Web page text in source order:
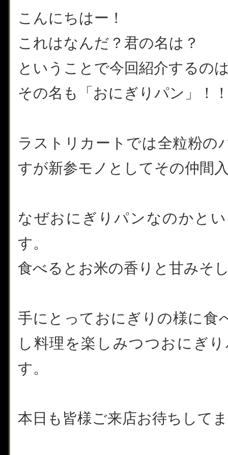
こんにちはー！
これはなんだ？君の名は？
ということで今回紹介するの
その名も「おにぎりパン」！
ラストリカートでは全粒粉の
すが新参モノとしてその仲間
なぜおにぎりパンなのかと
す。
食べるとお米の香りと甘みそ
手にとっておにぎりの様に食
し料理を楽しみつつおにぎ
す。
本日も皆様ご来店お待ちして